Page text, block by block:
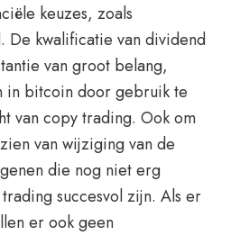
keuzes, zoals
De kwalificatie van dividend
van groot belang,
in bitcoin door gebruik te
van copy trading. Ook om
van wijziging van de
die nog niet erg
succesvol zijn. Als er
er ook geen